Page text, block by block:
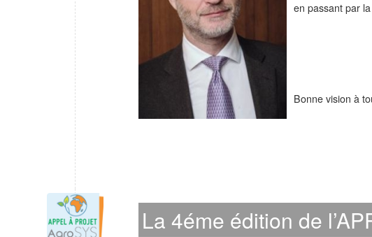
en passant par
Bonne vision à
La 4éme édition de